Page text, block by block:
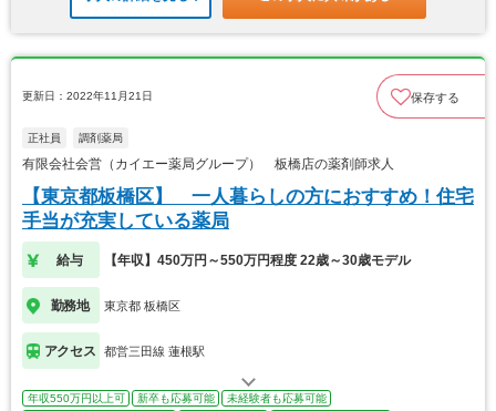
更新日：2022年11月21日 保存する
正社員 調剤薬局
有限会社会営（カイエー薬局グループ） 板橋店の薬剤師求人
【東京都板橋区】 一人暮らしの方におすすめ！住宅
手当が充実している薬局
給与 【年収】450万円～550万円程度 22歳～30歳モデル
勤務地 東京都 板橋区
アクセス 都営三田線 蓮根駅
年収550万円以上可 新卒も応募可能
未経験者も応募可能